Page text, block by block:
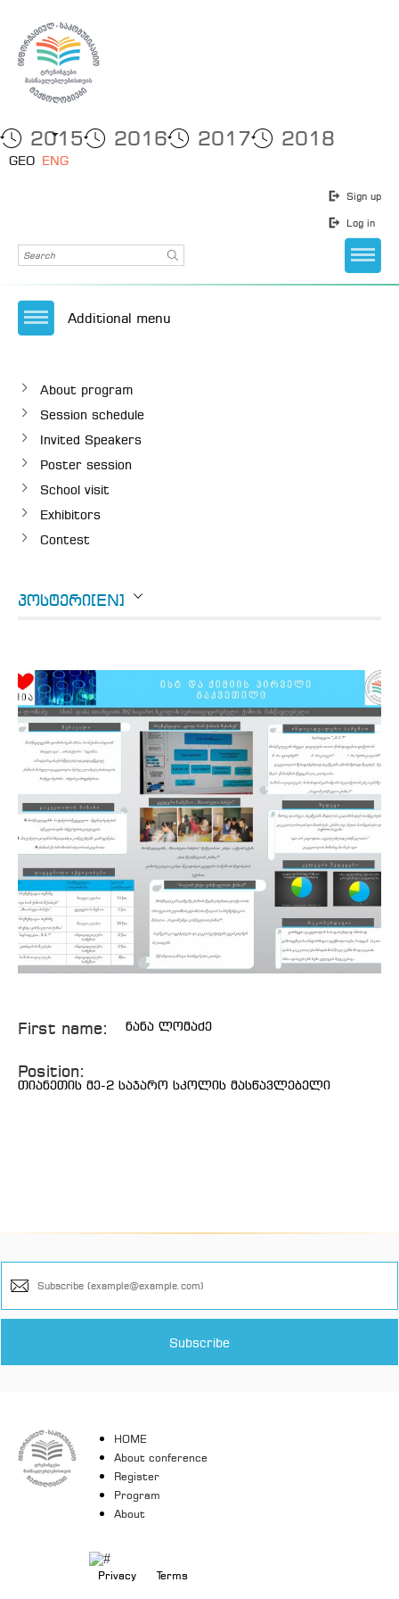
2015 2016 2017 2018
GEO ENG
Sign up
Log in
Additional menu
About program
Session schedule
Invited Speakers
Poster session
School visit
Exhibitors
Contest
ᲞᲝᲡᲢᲔᲠᲘ[EN]
First name: ნანა ლომაძე
Position:
თიანეთის მე-2 საჯარო სკოლის მასწავლებელი
HOME
About conference
Register
Program
About
Privacy Terms